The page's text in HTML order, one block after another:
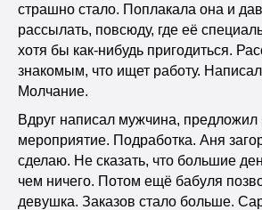
страшно стало. Поплакала она и
рассылать, повсюду, где её
хотя бы как-нибудь пригодиться.
знакомым, что ищет работу.
Молчание.
Вдруг написал мужчина, предложил
мероприятие. Подработка. Аня
сделаю. Не сказать, что большие
чем ничего. Потом ещё бабуля
девушка. Заказов стало больше.